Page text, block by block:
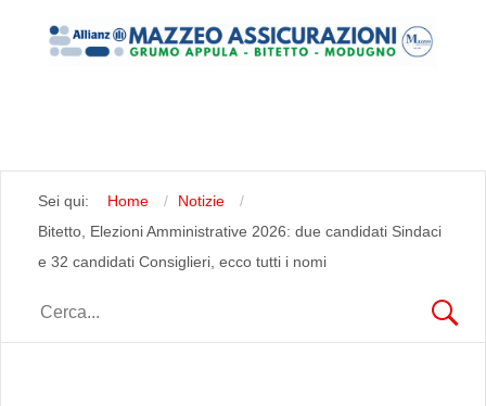
Sei qui: Home
Notizie
Bitetto, Elezioni Amministrative 2026: due candidati Sindaci
e 32 candidati Consiglieri, ecco tutti i nomi